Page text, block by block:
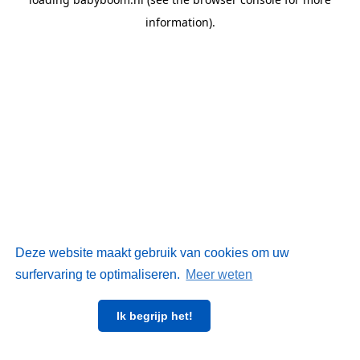
Deze website maakt gebruik van cookies om uw
surfervaring te optimaliseren. Meer weten
Ik begrijp het!
information).